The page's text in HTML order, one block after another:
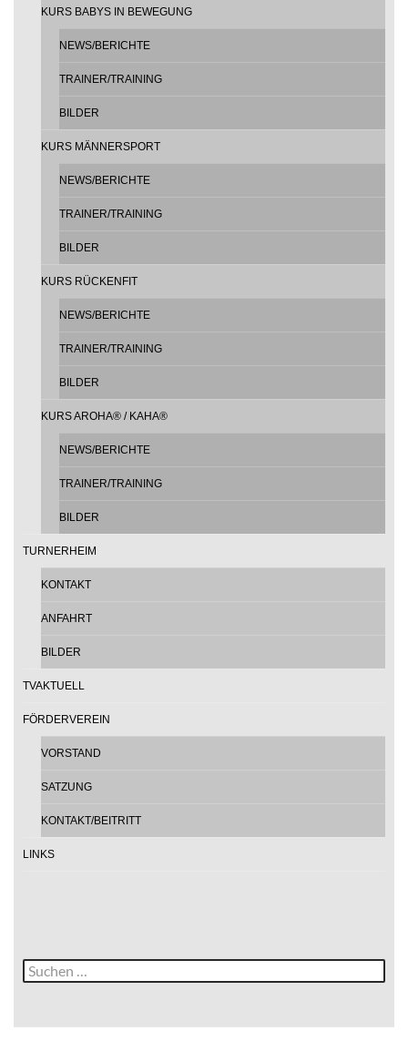
KURS BABYS IN BEWEGUNG
NEWS/BERICHTE
TRAINER/TRAINING
BILDER
KURS MÄNNERSPORT
NEWS/BERICHTE
TRAINER/TRAINING
BILDER
KURS RÜCKENFIT
NEWS/BERICHTE
TRAINER/TRAINING
BILDER
KURS AROHA® / KAHA®
NEWS/BERICHTE
TRAINER/TRAINING
BILDER
TURNERHEIM
KONTAKT
ANFAHRT
BILDER
TVAKTUELL
FÖRDERVEREIN
VORSTAND
SATZUNG
KONTAKT/BEITRITT
LINKS
Suche
nach: